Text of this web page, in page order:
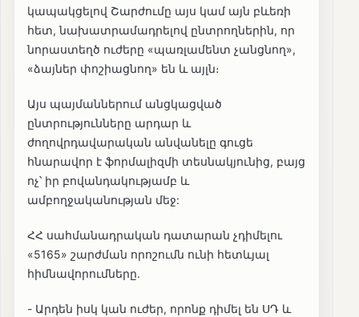
կապակցելով Շարժումը այս կամ այն բևեռի
հետ, նախատրամադրելով ընտրողներին, որ
նորաստեղծ ուժերը «պառլամենտ չանցնող»,
«ձայներ փոշիացնող» են և այլն։
Այս պայմաններում անցկացված
ընտրությունները արդար և
ժողովրդավարական անվանելը գուցե
հնարավոր է ֆորմալիզմի տեսնակյունից, բայց
ոչ՝ իր բովանդակությամբ և
ամբողջականության մեջ:
ՀՀ սահմանադրական դատարան չդիմելու
«5165» շարժման որոշումն ունի հետևյալ
հիմնավորումները.
- Արդեն իսկ կան ուժեր, որոնք դիմել են ՍԴ և